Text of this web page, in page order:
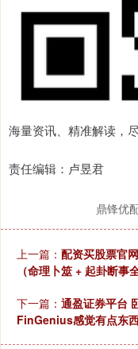
海量资讯、精准解读，
责任编辑：卢昱君
鼎锋优
上一篇： 配资买股票官
（命理卜筮 + 起卦断事
下一篇： 通盈证券平台
FinGenius感觉有点东